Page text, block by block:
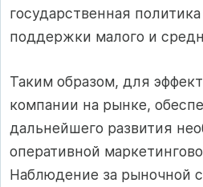
государственная
поддержки малого и
Таким образом, для
компании на рынке,
дальнейшего развития
оперативной
Наблюдение за рыночной